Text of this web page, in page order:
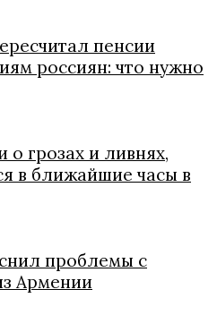
пенсии
россиян: что нужно
грозах и ливнях,
в ближайшие часы в
проблемы с
Армении